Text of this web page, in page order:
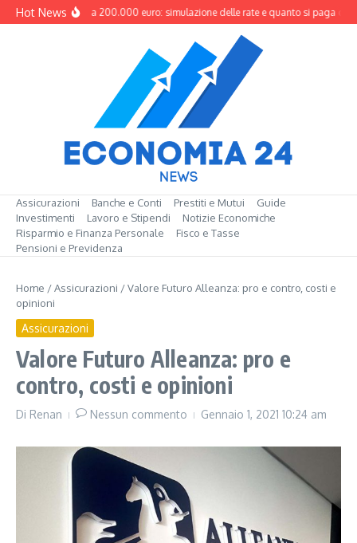
Salta al contenuto
Hot NewsMutuo da 200.000 euro: simulazione delle rate e quanto si paga
Assicurazioni Banche e Conti Prestiti e Mutui
Guide
Investimenti
Lavoro e Stipendi
Notizie Economiche
Risparmio e Finanza Personale
Fisco e Tasse
Pensioni e Previdenza
Home /Assicurazioni /Valore Futuro Alleanza: pro e contro, costi e
opinioni
Assicurazioni
Valore Futuro Alleanza: pro e
contro, costi e opinioni
Di Renan Nessun commento Gennaio 1, 2021 10:24 am